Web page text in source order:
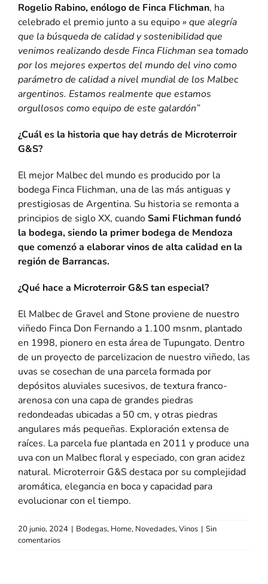
Rogelio Rabino, enólogo de Finca Flichman, ha
celebrado el premio junto a su equipo» que alegría
que la búsqueda de calidad y sostenibilidad que
venimos realizando desde Finca Flichman sea tomado
por los mejores expertos del mundo del vino como
parámetro de calidad a nivel mundial de los Malbec
argentinos. Estamos realmente que estamos
orgullosos como equipo de este galardón”
¿Cuál es la historia que hay detrás de Microterroir
G&S?
El mejor Malbec del mundo es producido por la
bodega Finca Flichman, una de las más antiguas y
prestigiosas de Argentina. Su historia se remonta a
principios de siglo XX, cuandoSami Flichman fundó
la bodega, siendo la primer bodega de Mendoza
que comenzó a elaborar vinos de alta calidad en la
región de Barrancas.
¿Qué hace a Microterroir G&S tan especial?
El Malbec de Gravel and Stone proviene de nuestro
viñedo Finca Don Fernando a 1.100 msnm, plantado
en 1998, pionero en esta área de Tupungato. Dentro
de un proyecto de parcelizacion de nuestro viñedo, las
uvas se cosechan de una parcela formada por
depósitos aluviales sucesivos, de textura franco-
arenosa con una capa de grandes piedras
redondeadas ubicadas a 50 cm, y otras piedras
angulares más pequeñas. Exploración extensa de
raíces. La parcela fue plantada en 2011 y produce una
uva con un Malbec floral y especiado, con gran acidez
natural. Microterroir G&S destaca por su complejidad
aromática, elegancia en boca y capacidad para
evolucionar con el tiempo.
20 junio, 2024 | Bodegas, Home, Novedades,Vinos | Sin
comentarios